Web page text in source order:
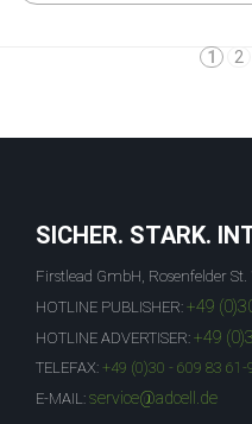
1 2
SICHER. STARK.
Firstlead GmbH, Rosenfelder
HOTLINE PUBLISHER: +49
HOTLINE ADVERTISER: +49
TELEFAX: +49 (0)30 - 609 83 61-
E-MAIL: service@adcell.de